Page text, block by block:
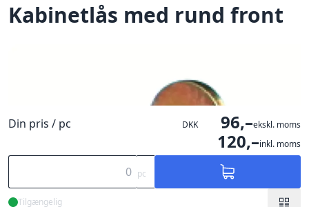
Kabinetlås med rund front
Din pris / pc DKK 96,–ekskl. moms
120,–inkl. moms
pc
Tilgængelig